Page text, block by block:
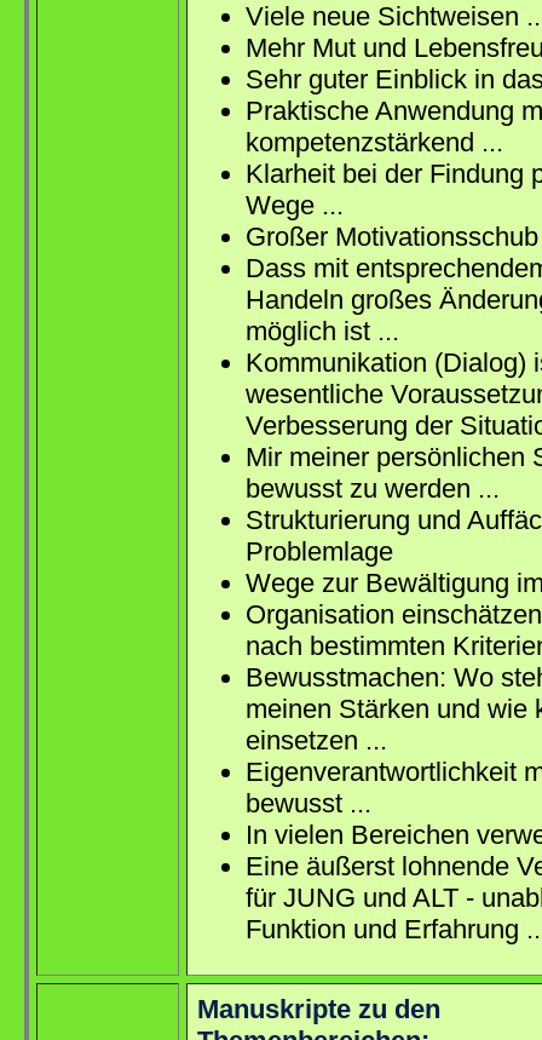
Viele neue Sichtweisen
Mehr Mut und
Sehr guter Einblick in
Praktische Anwendung
kompetenzstärkend ...
Klarheit bei der Findung
Wege ...
Großer
Dass mit
Handeln großes
möglich ist ...
Kommunikation (Dialog)
wesentliche
Verbesserung der
Mir meiner persönlichen
bewusst zu werden ...
Strukturierung und
Problemlage
Wege zur Bewältigung
Organisation
nach bestimmten
Bewusstmachen: Wo
meinen Stärken und wie
einsetzen ...
Eigenverantwortlichkeit
bewusst ...
In vielen Bereichen
Eine äußerst lohnende
für JUNG und ALT -
Funktion und Erfahrung
Manuskripte zu den